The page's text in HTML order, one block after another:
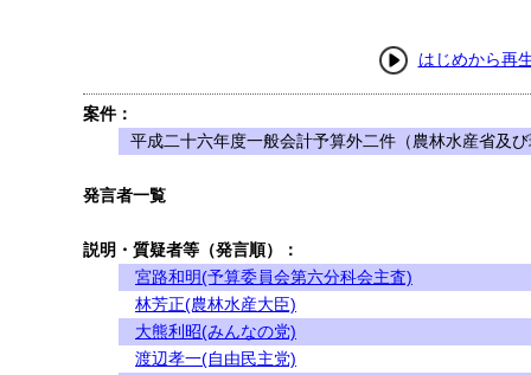
はじめから再
案件：
平成二十六年度一般会計予算外二件（農林水産省及
発言者一覧
説明・質疑者等（発言順）：
宮路和明(予算委員会第六分科会主査)
林芳正(農林水産大臣)
大熊利昭(みんなの党)
渡辺孝一(自由民主党)